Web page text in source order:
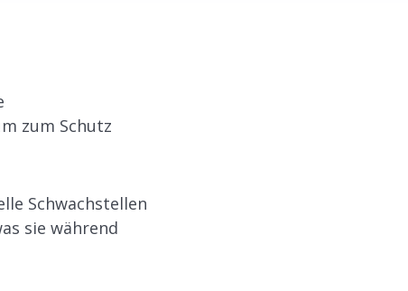
zum Schutz
Schwachstellen
sie während